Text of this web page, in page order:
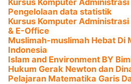
Pengelolaan data statistik
Kursus Komputer
& E-Office
Muslimah-muslimah Hebat Di
Indonesia
Islam and Environment BY
Hukum Gerak Newton dan
Pelajaran Matematika Garis